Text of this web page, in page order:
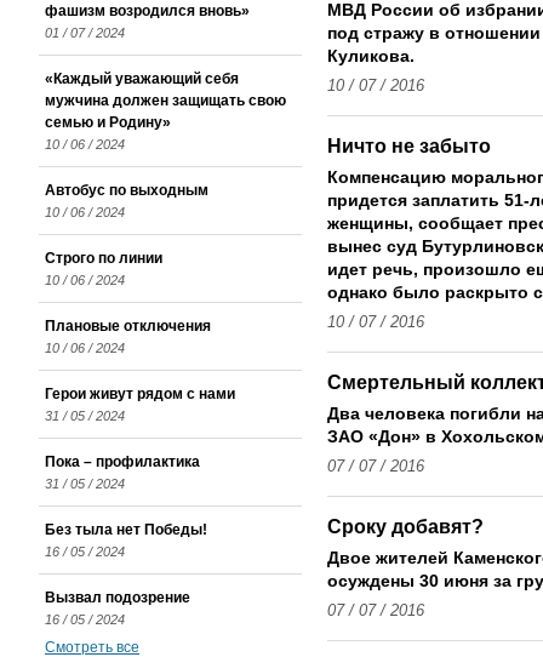
МВД России об
под стражу в
Куликова.
10 / 07 / 2016
Ничто не забыто
Компенсацию
придется заплатить
женщины, сообщает
вынес суд
идет речь, произошло
однако было раскрыто
10 / 07 / 2016
Смертельный
Два человека погибли
ЗАО «Дон» в
07 / 07 / 2016
Сроку добавят?
Двое жителей
осуждены 30 июня за
07 / 07 / 2016
фашизм возродился вновь»
01 / 07 / 2024
«Каждый уважающий себя
мужчина должен защищать свою
семью и Родину»
10 / 06 / 2024
Автобус по выходным
10 / 06 / 2024
Строго по линии
10 / 06 / 2024
Плановые отключения
10 / 06 / 2024
Герои живут рядом с нами
31 / 05 / 2024
Пока – профилактика
31 / 05 / 2024
Без тыла нет Победы!
16 / 05 / 2024
Вызвал подозрение
16 / 05 / 2024
Смотреть все